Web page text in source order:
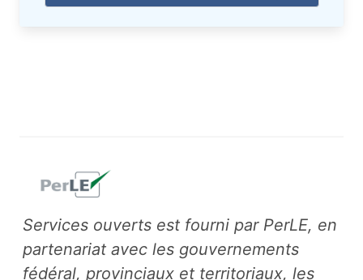
Services ouverts est fourni par PerLE, en
partenariat avec les gouvernements
fédéral, provinciaux et territoriaux, les